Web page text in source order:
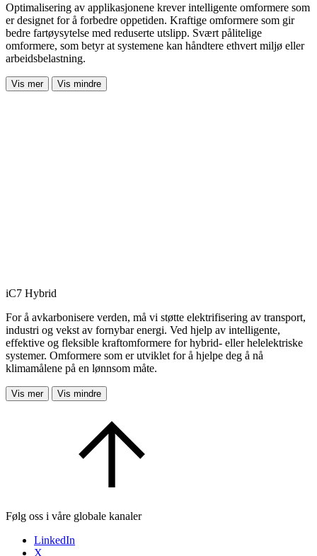
Optimalisering av applikasjonene krever intelligente omformere som
er designet for å forbedre oppetiden. Kraftige omformere som gir
bedre fartøysytelse med reduserte utslipp. Svært pålitelige
omformere, som betyr at systemene kan håndtere ethvert miljø eller
arbeidsbelastning.
Vis mer Vis mindre
iC7 Hybrid
For å avkarbonisere verden, må vi støtte elektrifisering av transport,
industri og vekst av fornybar energi. Ved hjelp av intelligente,
effektive og fleksible kraftomformere for hybrid- eller helelektriske
systemer. Omformere som er utviklet for å hjelpe deg å nå
klimamålene på en lønnsom måte.
Vis mer Vis mindre
Følg oss i våre globale kanaler
LinkedIn
X